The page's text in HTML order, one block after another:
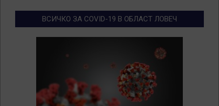
ВСИЧКО ЗА COVID-19 В ОБЛАСТ ЛОВЕЧ